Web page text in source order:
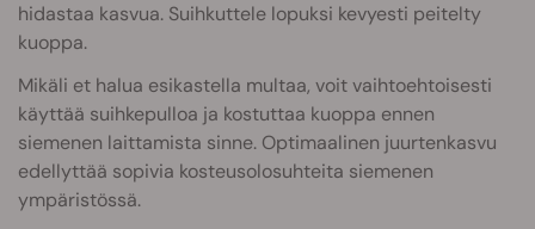
hidastaa kasvua. Suihkuttele lopuksi kevyesti peitelty
kuoppa.
Mikäli et halua esikastella multaa, voit vaihtoehtoisesti
käyttää suihkepulloa ja kostuttaa kuoppa ennen
siemenen laittamista sinne. Optimaalinen juurtenkasvu
edellyttää sopivia kosteusolosuhteita siemenen
ympäristössä.